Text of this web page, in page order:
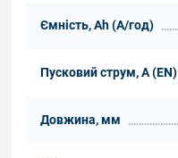
Ємність, Ah (А/год)
Пусковий струм, А (EN)
Довжина, мм